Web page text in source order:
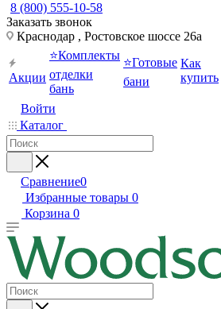
8 (800) 555-10-58
Заказать звонок
Краснодар , Ростовское шоссе 26а
Акции
⭐Комплекты
отделки
бань
⭐Готовые
бани
Как
купить
Войти
Каталог
Сравнение0
Избранные товары 0
Корзина 0